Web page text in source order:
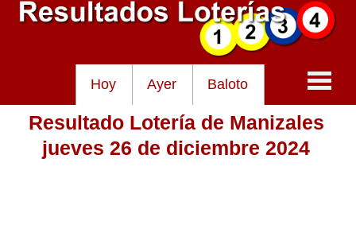
Hoy Ayer Baloto
Baloto
Resultado Lotería de Manizales
jueves 26 de diciembre 2024